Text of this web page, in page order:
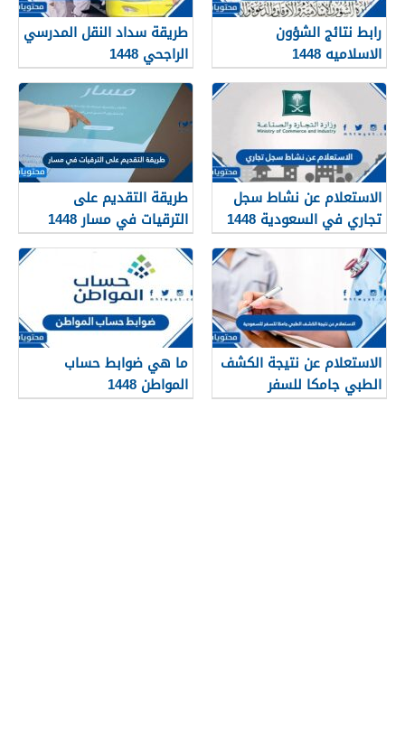
رابط نتائج الشؤون
الاسلاميه 1448
طريقة سداد النقل المدرسي
الراجحي 1448
الاستعلام عن نشاط سجل
تجاري في السعودية 1448
طريقة التقديم على
الترقيات في مسار 1448
الاستعلام عن نتيجة الكشف
الطبي جامكا للسفر
للسعودية 1448
ما هي ضوابط حساب
المواطن 1448